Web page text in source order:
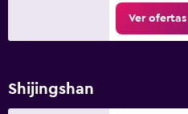
Ver
Shijingshan